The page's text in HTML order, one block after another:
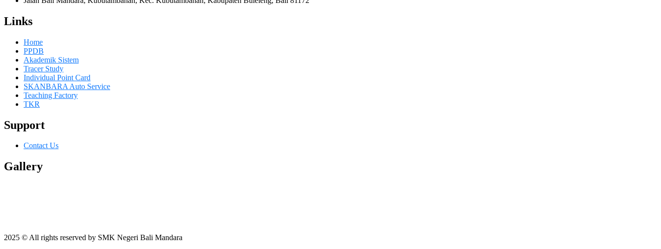
Links
Home
PPDB
Akademik Sistem
Tracer Study
Individual Point Card
SKANBARA Auto Service
Teaching Factory
TKR
Support
Contact Us
Gallery
2025 © All rights reserved by SMK Negeri Bali Mandara